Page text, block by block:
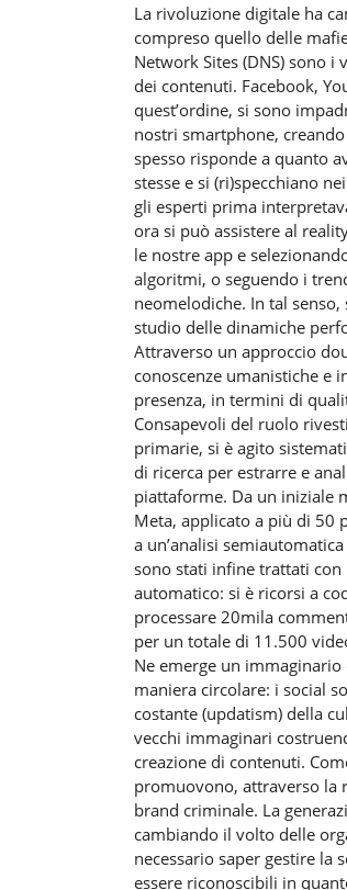
La rivoluzione digitale ha
compreso quello delle
Network Sites (DNS) sono
dei contenuti. Facebook,
quest’ordine, si sono
nostri smartphone,
spesso risponde a quanto
stesse e si (ri)specchiano
gli esperti prima
ora si può assistere al
le nostre app e
algoritmi, o seguendo i
neomelodiche. In tal
studio delle dinamiche
Attraverso un approccio
conoscenze umanistiche e
presenza, in termini di
Consapevoli del ruolo
primarie, si è agito
di ricerca per estrarre e
piattaforme. Da un iniziale
Meta, applicato a più di 50
a un’analisi
sono stati infine trattati
automatico: si è ricorsi a
processare 20mila
per un totale di 11.500
Ne emerge un
maniera circolare: i social
costante (updatism) della
vecchi immaginari
creazione di contenuti.
promuovono, attraverso la
brand criminale. La
cambiando il volto delle
necessario saper gestire la
essere riconoscibili in